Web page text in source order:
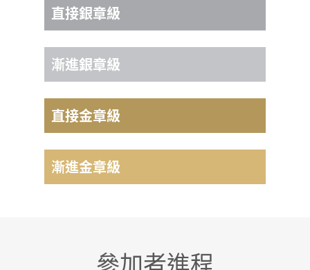
/
直接銀章級
/
漸進銀章級
/
直接金章級
評核旅程4日3夜
漸進金章級
參加者進程